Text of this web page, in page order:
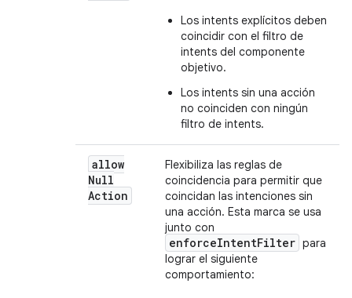
Los intents explícitos deben
coincidir con el filtro de
intents del componente
objetivo.
Los intents sin una acción
no coinciden con ningún
filtro de intents.
allow
Null
Action
Flexibiliza las reglas de
coincidencia para permitir que
coincidan las intenciones sin
una acción. Esta marca se usa
junto con
enforceIntentFilter para
lograr el siguiente
comportamiento: